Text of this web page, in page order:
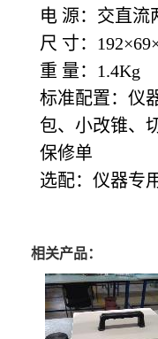
电 源：交直流
尺 寸：
重 量：1.4Kg
标准配置：仪
包、小改锥、
保修单
选配：仪器专
相关产品：